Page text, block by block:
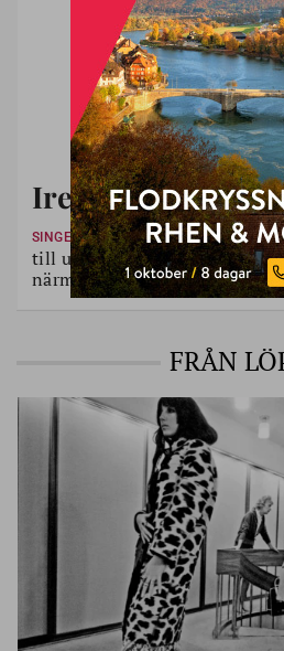
Irene flyttade hem
SINGELLIVIrene Andersson
till uppväxtens Borås. Hon
närmare till sina släktingar
FRÅN